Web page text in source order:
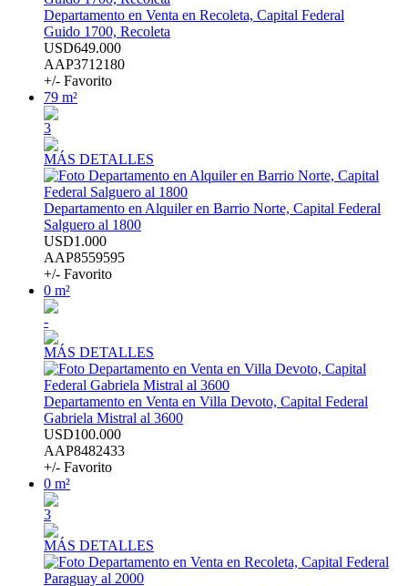
Departamento en Venta en Recoleta, Capital Federal
Guido 1700, Recoleta
USD649.000
AAP3712180
+/- Favorito
79 m²
3
MÁS DETALLES
Departamento en Alquiler en Barrio Norte, Capital Federal
Salguero al 1800
USD1.000
AAP8559595
+/- Favorito
0 m²
-
MÁS DETALLES
Departamento en Venta en Villa Devoto, Capital Federal
Gabriela Mistral al 3600
USD100.000
AAP8482433
+/- Favorito
0 m²
3
MÁS DETALLES